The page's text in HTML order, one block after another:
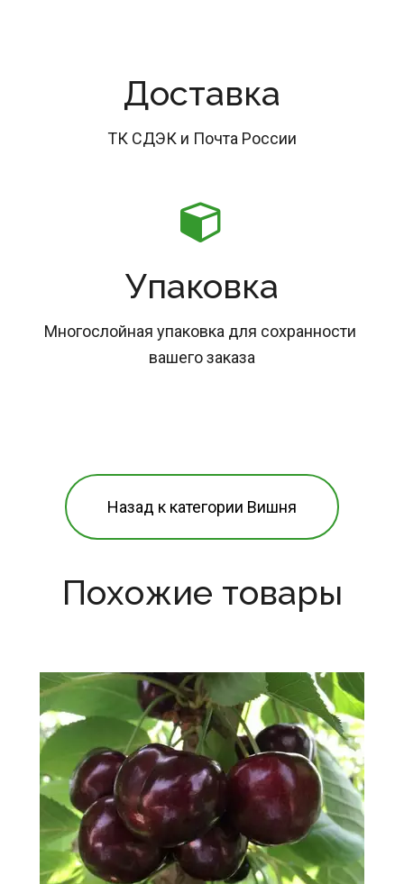
Доставка
ТК СДЭК и Почта России
Упаковка
Многослойная упаковка для сохранности
вашего заказа
Назад к категории Вишня
Похожие товары